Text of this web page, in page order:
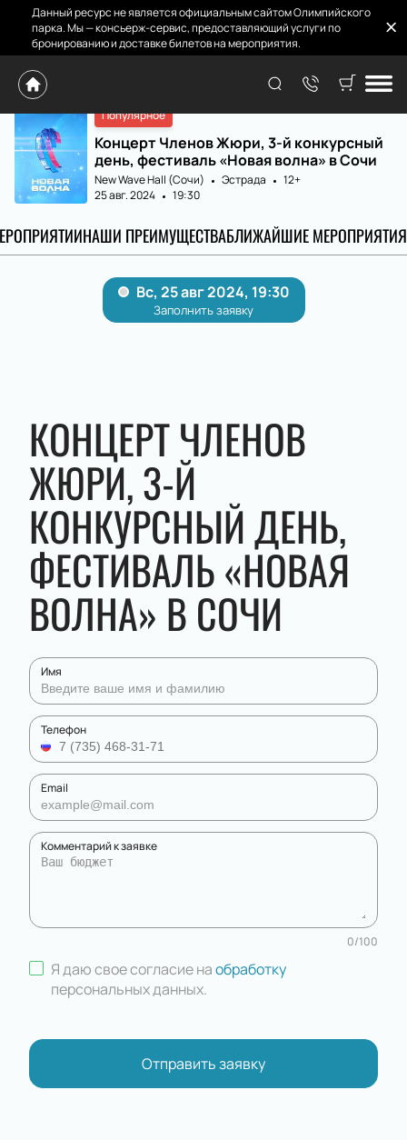
Данный ресурс не является официальным сайтом Олимпийского
парка. Мы — консьерж-сервис, предоставляющий услуги по
бронированию и доставке билетов на мероприятия.
Главная Концерт Членов Ж...
Популярное
Концерт Членов Жюри, 3-й конкурсный
день, фестиваль «Новая волна» в Сочи
New Wave Hall (Сочи) Эстрада
12+
25 авг. 2024
19:30
НАШИ ПРЕИМУЩЕСТВАБЛИЖАЙШИЕ МЕРОПРИЯТИЯ
КОНЦЕРТ ЧЛЕНОВ
ЖЮРИ, 3-Й
КОНКУРСНЫЙ ДЕНЬ,
ФЕСТИВАЛЬ «НОВАЯ
ВОЛНА» В СОЧИ
Имя
Телефон
Email
Комментарий к заявке
0/100
Я даю свое согласие наобработку
персональных данных.
Отправить заявку